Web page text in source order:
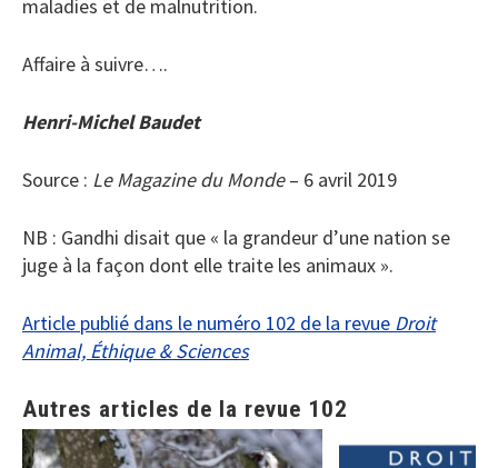
maladies et de malnutrition.
Affaire à suivre….
Henri-Michel Baudet
Source : Le Magazine du Monde– 6 avril 2019
NB : Gandhi disait que « la grandeur d’une nation se
juge à la façon dont elle traite les animaux ».
Article publié dans le numéro 102 de la revue Droit
Animal, Éthique & Sciences
Autres articles de la revue 102